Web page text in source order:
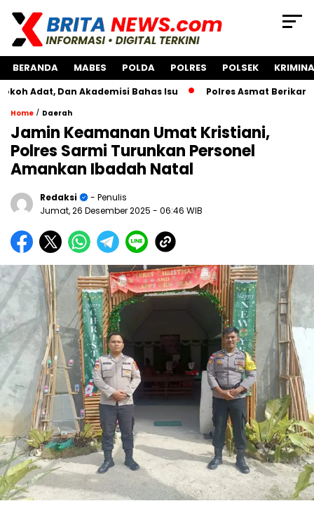
BERANDA MABES POLDA POLRES POLSEK
Dan Akademisi Bahas Isu Polres Asmat Berikan Bantuan
Home / Daerah
Jamin Keamanan Umat Kristiani,
Polres Sarmi Turunkan Personel
Amankan Ibadah Natal
Redaksi
- Penulis
Jumat, 26 Desember 2025 - 06:46 WIB